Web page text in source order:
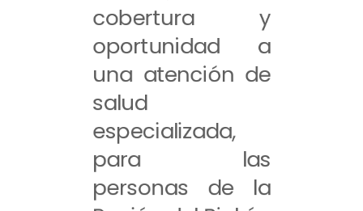
cobertura y
oportunidad a
una atención de
salud
especializada,
para las
personas de la